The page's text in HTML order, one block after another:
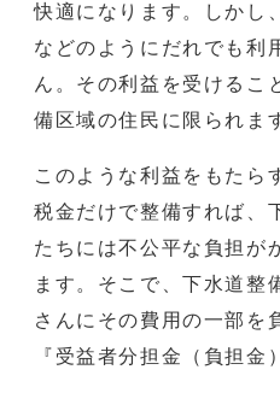
快適になります。しかし
などのようにだれでも利
ん。その利益を受けるこ
備区域の住民に限られま
このような利益をもたら
税金だけで整備すれば、
たちには不公平な負担が
ます。そこで、下水道整
さんにその費用の一部を
『受益者分担金（負担金